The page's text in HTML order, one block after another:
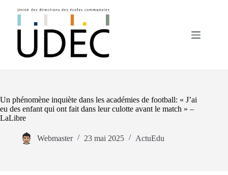
Un phénomène inquiète dans les académies de football: « J’ai
eu des enfant qui ont fait dans leur culotte avant le match » –
LaLibre
Webmaster 23 mai 2025 ActuEdu